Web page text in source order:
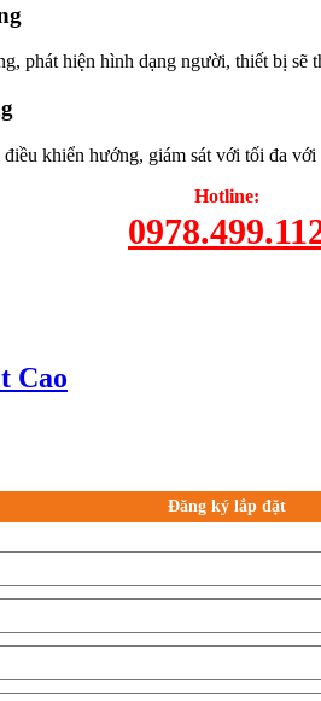
phát hiện hình dạng người, thiết bị
khiển hướng, giám sát với tối đa
Hotline:
Cao
Đăng ký lắp đặt